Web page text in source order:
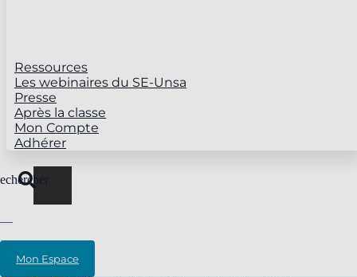
Ressources
Les webinaires du SE-Unsa
Presse
Après la classe
Mon Compte
Adhérer
Mon Espace